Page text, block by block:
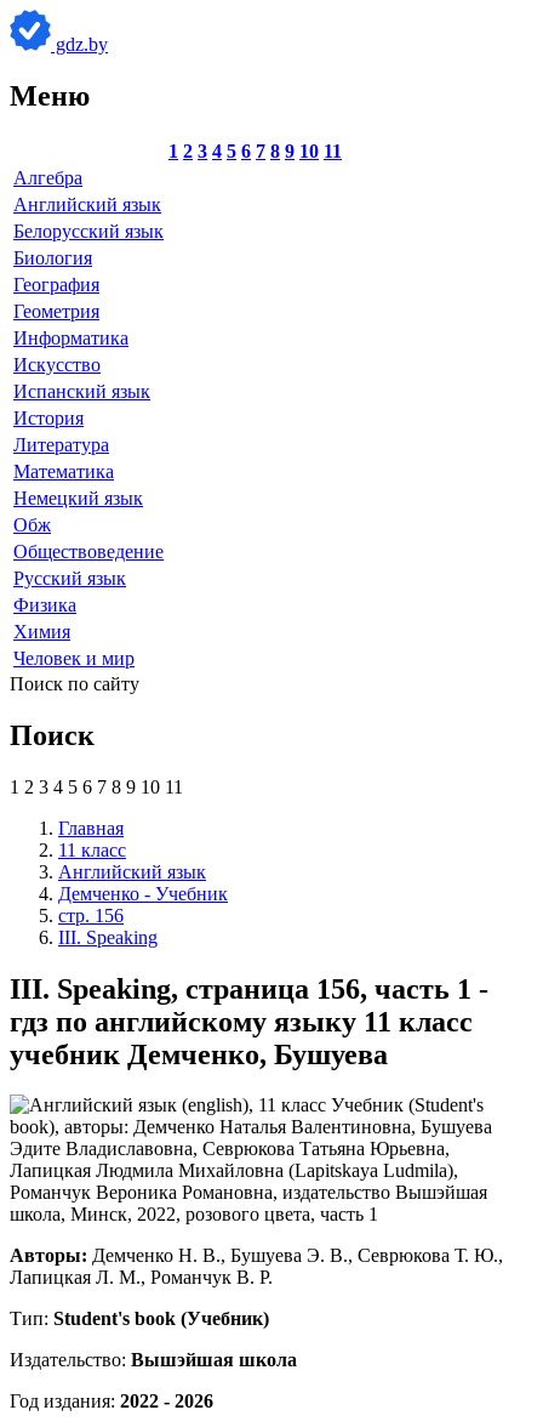
gdz.by
Меню
1 2 3 4 5 6 7 8 9 10 11
Алгебра
Английский язык
Белорусский язык
Биология
География
Геометрия
Информатика
Искусство
Испанский язык
История
Литература
Математика
Немецкий язык
Обж
Обществоведение
Русский язык
Физика
Химия
Человек и мир
Поиск по сайту
Поиск
1 2 3 4 5 6 7 8 9 10 11
Главная
11 класс
Английский язык
Демченко - Учебник
стр. 156
III. Speaking
III. Speaking, страница 156, часть 1 -
гдз по английскому языку 11 класс
учебник Демченко, Бушуева
Авторы: Демченко Н. В., Бушуева Э. В., Севрюкова Т. Ю.,
Лапицкая Л. М., Романчук В. Р.
Тип: Student's book (Учебник)
Издательство: Вышэйшая школа
Год издания: 2022 - 2026